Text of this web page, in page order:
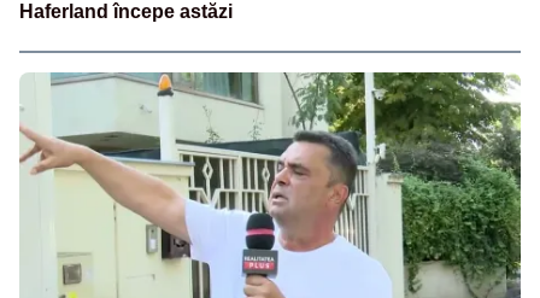
Haferland începe astăzi